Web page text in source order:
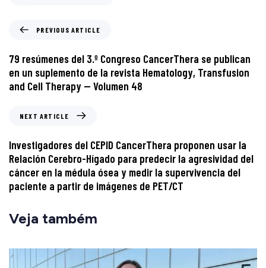
PREVIOUS ARTICLE
79 resúmenes del 3.º Congreso CancerThera se publican
en un suplemento de la revista Hematology, Transfusion
and Cell Therapy — Volumen 48
NEXT ARTICLE
Investigadores del CEPID CancerThera proponen usar la
Relación Cerebro-Hígado para predecir la agresividad del
cáncer en la médula ósea y medir la supervivencia del
paciente a partir de imágenes de PET/CT
Veja também